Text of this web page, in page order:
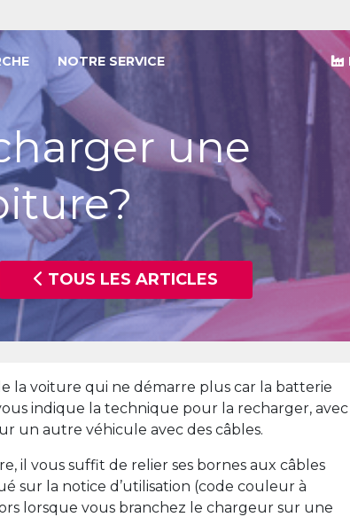
NOTRE SERVICE
une
TOUS LES ARTICLES
la voiture qui ne démarre plus car la batterie
indique la technique pour la recharger, avec
un autre véhicule avec des câbles.
il vous suffit de relier ses bornes aux câbles
sur la notice d’utilisation (code couleur à
lorsque vous branchez le chargeur sur une